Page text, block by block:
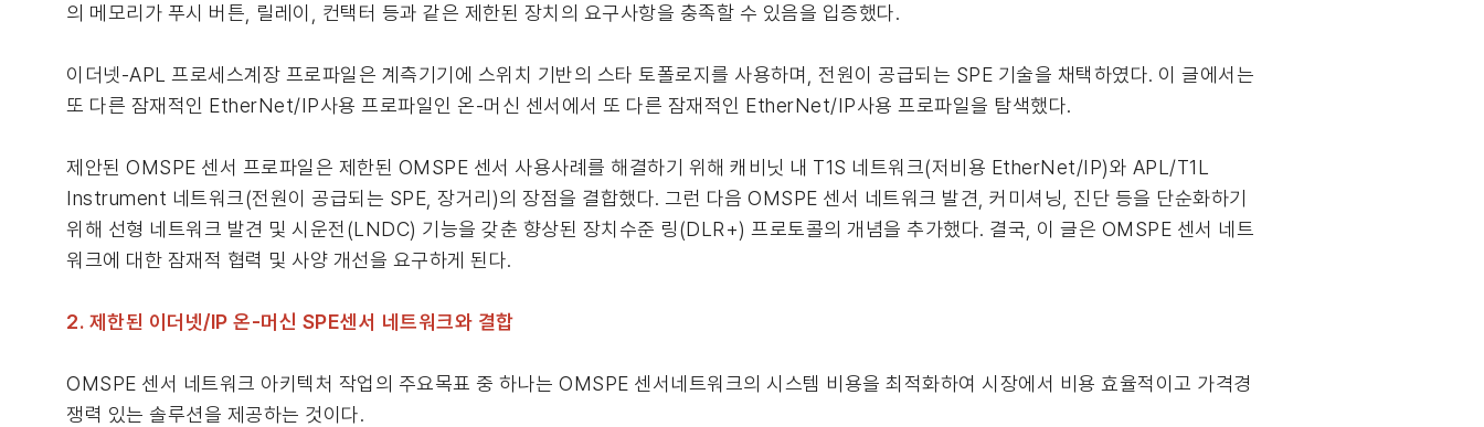
의 메모리가 푸시 버튼, 릴레이, 컨택터 등과 같은 제한된 장치의 요구사항을 충족할 수 있음을 입증했다.
이더넷-APL 프로세스계장 프로파일은 계측기기에 스위치 기반의 스타 토폴로지를 사용하며, 전원이 공급되는 SPE 기술을 채택하였다. 이 글에서는
또 다른 잠재적인 EtherNet/IP사용 프로파일인 온-머신 센서에서 또 다른 잠재적인 EtherNet/IP사용 프로파일을 탐색했다.
제안된 OMSPE 센서 프로파일은 제한된 OMSPE 센서 사용사례를 해결하기 위해 캐비닛 내 T1S 네트워크(저비용 EtherNet/IP)와 APL/T1L
Instrument 네트워크(전원이 공급되는 SPE, 장거리)의 장점을 결합했다. 그런 다음 OMSPE 센서 네트워크 발견, 커미셔닝, 진단 등을 단순화하기
위해 선형 네트워크 발견 및 시운전(LNDC) 기능을 갖춘 향상된 장치수준 링(DLR+) 프로토콜의 개념을 추가했다. 결국, 이 글은 OMSPE 센서 네트
워크에 대한 잠재적 협력 및 사양 개선을 요구하게 된다.
2. 제한된 이더넷/IP 온-머신 SPE센서 네트워크와 결합
OMSPE 센서 네트워크 아키텍처 작업의 주요목표 중 하나는 OMSPE 센서네트워크의 시스템 비용을 최적화하여 시장에서 비용 효율적이고 가격경
쟁력 있는 솔루션을 제공하는 것이다.